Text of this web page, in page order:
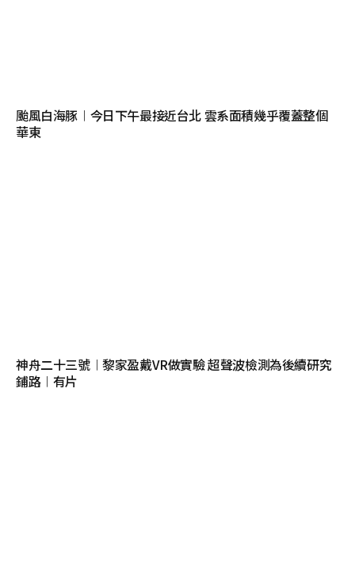
颱風白海豚︱今日下午最接近台北 雲系面積幾乎覆蓋整個
華東
神舟二十三號︱黎家盈戴VR做實驗 超聲波檢測為後續研究
鋪路︱有片